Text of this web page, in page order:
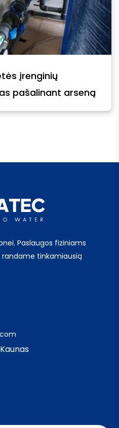
įrenginių
pašalinant arseną
Paslaugos fiziniams
tinkamiausią